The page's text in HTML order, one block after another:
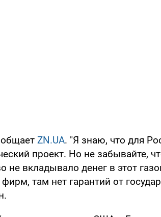
ZN.UA. "Я знаю, что для
проект. Но не забывайте,
не вкладывало денег в этот
там нет гарантий от